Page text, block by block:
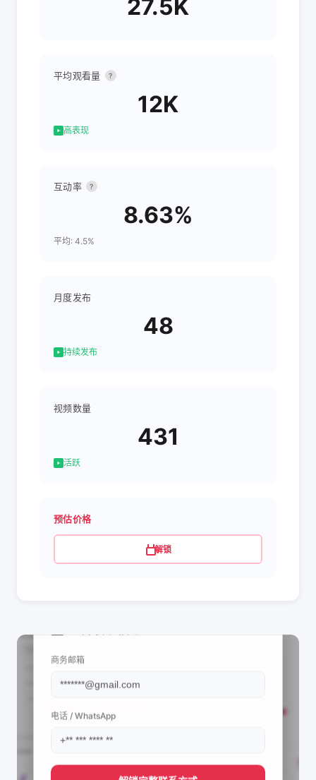
27.5K
平均观看量 ?
12K
高表现
互动率 ?
8.63%
平均: 4.5%
月度发布
48
持续发布
视频数量
431
活跃
预估价格
解锁
商务邮箱
电话 / WhatsApp